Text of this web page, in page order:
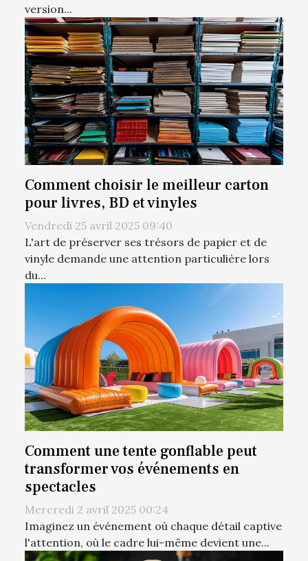
version...
Comment choisir le meilleur carton
pour livres, BD et vinyles
Vendredi 25 avril 2025 09:40
L'art de préserver ses trésors de papier et de
vinyle demande une attention particulière lors
du...
Comment une tente gonflable peut
transformer vos événements en
spectacles
Mercredi 2 avril 2025 00:24
Imaginez un événement où chaque détail captive
l'attention, où le cadre lui-même devient une...